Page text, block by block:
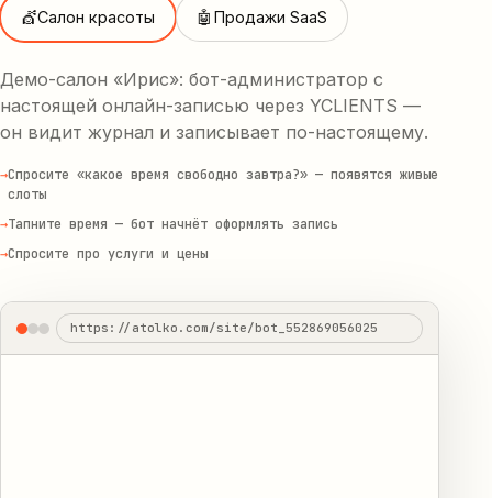
💇Салон красоты 🤖 Продажи SaaS
Демо-салон «Ирис»: бот-администратор с
настоящей онлайн-записью через YCLIENTS —
он видит журнал и записывает по-настоящему.
→Спросите «какое время свободно завтра?» — появятся живые
слоты
→Тапните время — бот начнёт оформлять запись
→Спросите про услуги и цены
https://atolko.com/site/bot_552869056025